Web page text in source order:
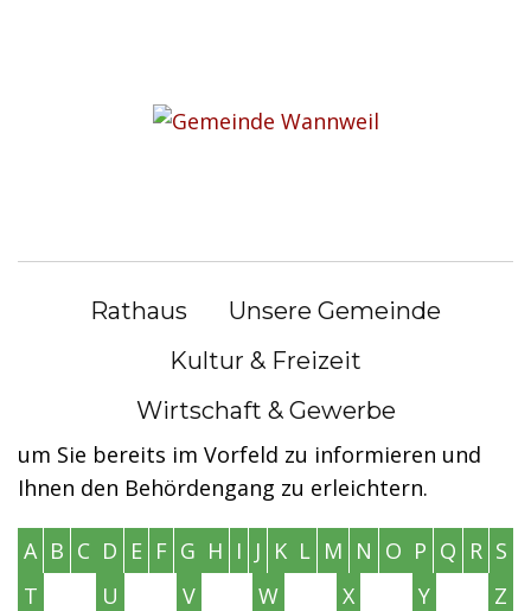
Rathaus
Unsere Gemeinde
Kultur & Freizeit
Wirtschaft & Gewerbe
Alle Lebenslagen in der Übersicht
Die nachfolgenden Seiten sollen Ihnen helfen
und einen Überblick über unsere Tätigkeiten
Lebenslagen“ und Anliegen zusammengefasst,
um Sie bereits im Vorfeld zu informieren und
Ihnen den Behördengang zu erleichtern.
A B C D E F G H I J K L M N O P Q R S
T
U V W X Y Z